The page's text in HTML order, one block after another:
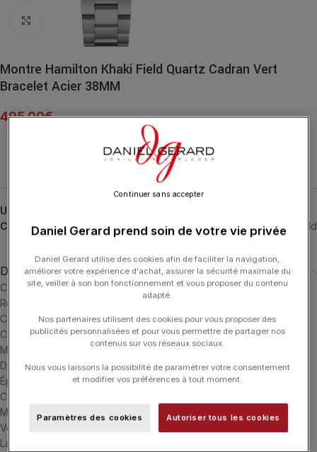
Click to enlarge
Montre Hamilton Khaki Field Quartz Cadran Vert
Bracelet Acier 38MM
495.00€
UGS :
Catégories : 24H-HAMILTON, HAMILTON , HORLOGERIE, Khaki Field
Description
Caractéristiques
Référence : H69401160
Calibre : F06.105
Collection : Khaki Field
Mouvement : Quartz
Dimension du boîtier : 38mm
Épaisseur (mm) : 8.3
Couleur du cadran : Vert
Matériau du boîtier : Acier inoxydable
Verre : Saphir
Largeur corne : 20 mm
Daniel Gerard prend soin de votre vie privée
Daniel Gerard utilise des cookies afin de faciliter la navigation,
améliorer votre expérience d'achat, assurer la sécurité maximale du
site, veiller à son bon fonctionnement et vous proposer du contenu
adapté.
Nos partenaires utilisent des cookies pour vous proposer des
publicités personnalisées et pour vous permettre de partager nos
contenus sur vos réseaux sociaux.
Nous vous laissons la possibilité de paramétrer votre consentement
et modifier vos préférences à tout moment.
Paramètres des cookies Autoriser tous les cookies
Continuer sans accepter